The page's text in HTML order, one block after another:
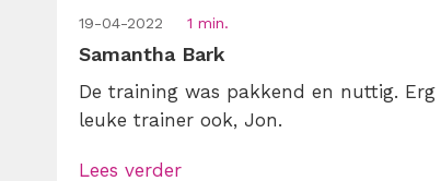
19-04-2022 1 min.
Samantha Bark
De training was pakkend en nuttig. Erg
leuke trainer ook, Jon.
Lees verder